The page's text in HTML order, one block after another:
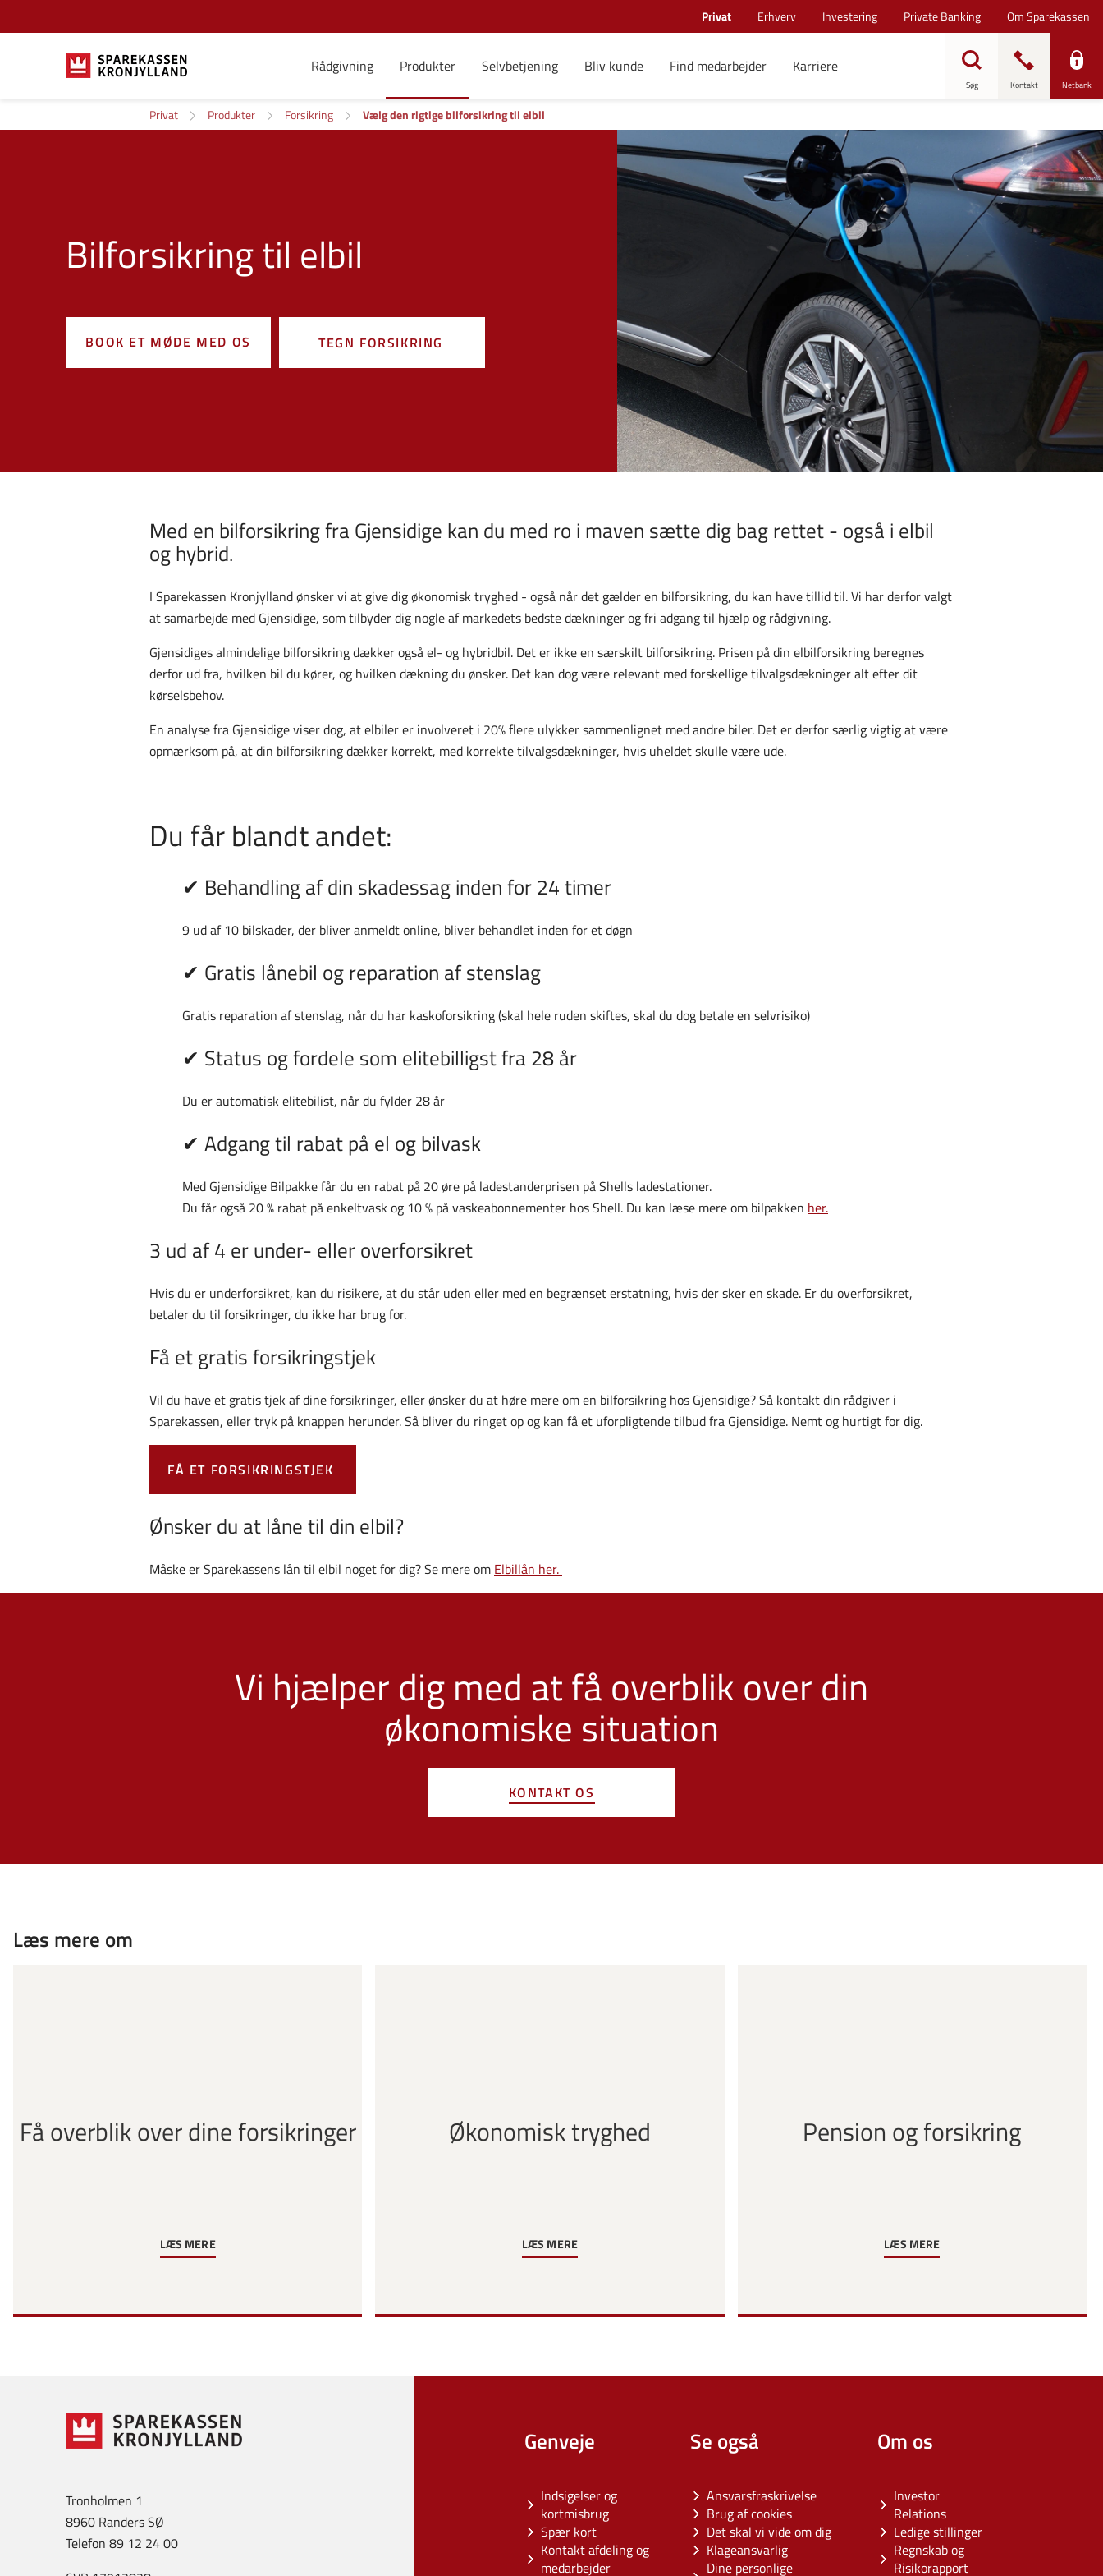
Privat Erhverv Investering Private Banking Om Sparekassen
Rådgivning Produkter Selvbetjening Bliv kunde Find medarbejder Karriere
Søg Kontakt Netbank
Privat Produkter Forsikring Vælg den rigtige bilforsikring til elbil
Bilforsikring til elbil
BOOK ET MØDE MED OS TEGN FORSIKRING
Med en bilforsikring fra Gjensidige kan du med ro i maven sætte dig bag rettet - også i elbil
og hybrid.
I Sparekassen Kronjylland ønsker vi at give dig økonomisk tryghed - også når det gælder en bilforsikring, du kan have tillid til. Vi har derfor valgt
at samarbejde med Gjensidige, som tilbyder dig nogle af markedets bedste dækninger og fri adgang til hjælp og rådgivning.
Gjensidiges almindelige bilforsikring dækker også el- og hybridbil. Det er ikke en særskilt bilforsikring. Prisen på din elbilforsikring beregnes
derfor ud fra, hvilken bil du kører, og hvilken dækning du ønsker. Det kan dog være relevant med forskellige tilvalgsdækninger alt efter dit
kørselsbehov.
En analyse fra Gjensidige viser dog, at elbiler er involveret i 20% flere ulykker sammenlignet med andre biler. Det er derfor særlig vigtig at være
opmærksom på, at din bilforsikring dækker korrekt, med korrekte tilvalgsdækninger, hvis uheldet skulle være ude.
Du får blandt andet:
✔ Behandling af din skadessag inden for 24 timer
9 ud af 10 bilskader, der bliver anmeldt online, bliver behandlet inden for et døgn
✔ Gratis lånebil og reparation af stenslag
Gratis reparation af stenslag, når du har kaskoforsikring (skal hele ruden skiftes, skal du dog betale en selvrisiko)
✔ Status og fordele som elitebilligst fra 28 år
Du er automatisk elitebilist, når du fylder 28 år
✔ Adgang til rabat på el og bilvask
Med Gjensidige Bilpakke får du en rabat på 20 øre på ladestanderprisen på Shells ladestationer.
Du får også 20 % rabat på enkeltvask og 10 % på vaskeabonnementer hos Shell. Du kan læse mere om bilpakken her.
3 ud af 4 er under- eller overforsikret
Hvis du er underforsikret, kan du risikere, at du står uden eller med en begrænset erstatning, hvis der sker en skade. Er du overforsikret,
betaler du til forsikringer, du ikke har brug for.
Få et gratis forsikringstjek
Vil du have et gratis tjek af dine forsikringer, eller ønsker du at høre mere om en bilforsikring hos Gjensidige? Så kontakt din rådgiver i
Sparekassen, eller tryk på knappen herunder. Så bliver du ringet op og kan få et uforpligtende tilbud fra Gjensidige. Nemt og hurtigt for dig.
FÅ ET FORSIKRINGSTJEK
Ønsker du at låne til din elbil?
Måske er Sparekassens lån til elbil noget for dig? Se mere om Elbillån her.
Vi hjælper dig med at få overblik over din
økonomiske situation
KONTAKT OS
Læs mere om
Få overblik over dine forsikringer
LÆS MERE
Økonomisk tryghed
LÆS MERE
Pension og forsikring
LÆS MERE
Genveje
Indsigelser og
kortmisbrug
Spær kort
Kontakt afdeling og
medarbejder
Se også
Ansvarsfraskrivelse
Brug af cookies
Det skal vi vide om dig
Klageansvarlig
Dine personlige
Om os
Investor
Relations
Ledige stillinger
Regnskab og
Risikorapport
Tronholmen 1
8960 Randers SØ
Telefon 89 12 24 00